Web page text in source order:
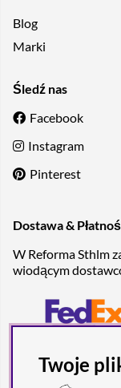
Blog
Marki
Śledź nas
Facebook
Instagram
Pinterest
Dostawa &
W Reforma Sthlm
wiodącym
Twoje